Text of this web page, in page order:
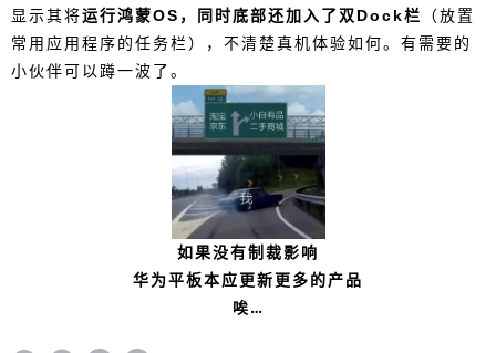
显示其将运行鸿蒙OS，同时底部还加入了双Dock栏
（放置
常用应用程序的任务栏），不清楚真机体验如何。 有需要的
小伙伴可以蹲一波了。
如果没有制裁影响
华为平板本应更新更多的产品
唉…
5 元
50 元
¥
6位以上